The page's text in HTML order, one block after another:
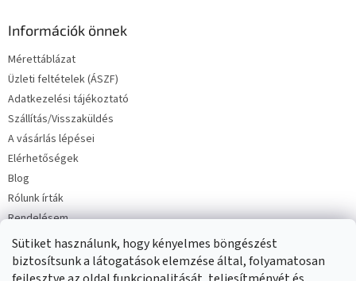
Sütiket használunk, hogy kényelmes böngészést
biztosítsunk a látogatások elemzése által, folyamatosan
Információk önnek
Mérettáblázat
Üzleti feltételek (ÁSZF)
Adatkezelési tájékoztató
Szállítás/Visszaküldés
A vásárlás lépései
Elérhetőségek
Blog
Rólunk írták
Rendelésem